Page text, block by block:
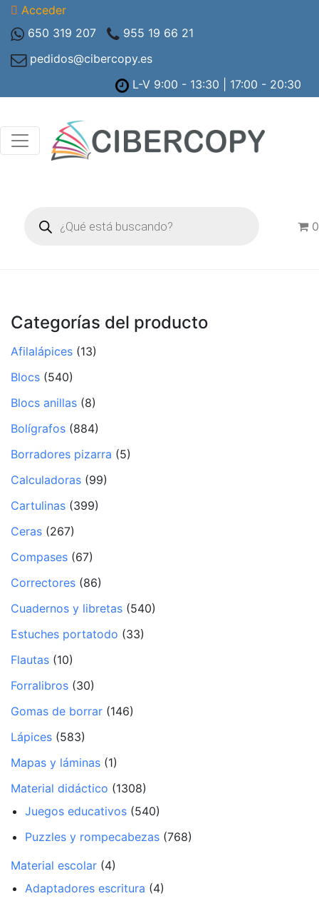
Acceder
650 319 207
955 19 66 21
pedidos@cibercopy.es
L-V 9:00 - 13:30 | 17:00 - 20:30
productos
0
Categorías del producto
Afilalápices (13)
Blocs (540)
Blocs anillas (8)
Bolígrafos (884)
Borradores pizarra (5)
Calculadoras (99)
Cartulinas (399)
Ceras (267)
Compases (67)
Correctores (86)
Cuadernos y libretas (540)
Estuches portatodo (33)
Flautas (10)
Forralibros (30)
Gomas de borrar (146)
Lápices (583)
Mapas y láminas (1)
Material didáctico (1308)
Juegos educativos (540)
Puzzles y rompecabezas (768)
Material escolar (4)
Adaptadores escritura (4)